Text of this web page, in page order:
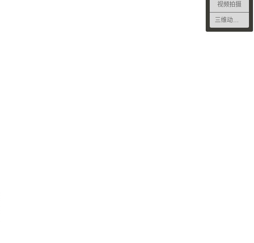
视频拍摄